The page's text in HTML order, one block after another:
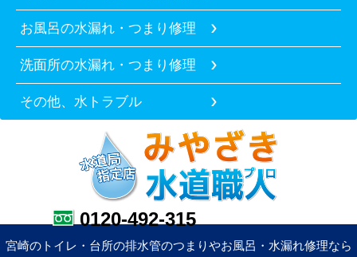
お風呂の水漏れ・つまり修理
洗面所の水漏れ・つまり修理
その他、水トラブル
0120-492-315
宮崎のトイレ・台所の排水管のつまりやお風呂・水漏れ修理なら